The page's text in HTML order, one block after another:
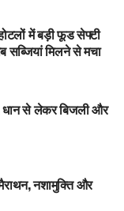
में बड़ी फूड सेफ्टी
सब्जियां मिलने से मचा
धान से लेकर बिजली और
नशामुक्ति और